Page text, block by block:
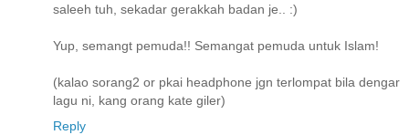
saleeh tuh, sekadar gerakkah badan je.. :)
Yup, semangt pemuda!! Semangat pemuda untuk Islam!
(kalao sorang2 or pkai headphone jgn terlompat bila dengar
lagu ni, kang orang kate giler)
Reply